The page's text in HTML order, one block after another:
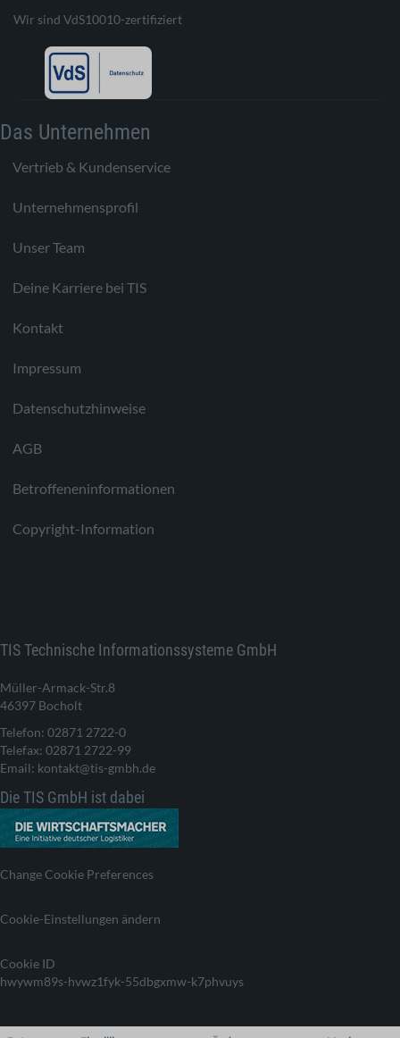
Wir sind VdS10010-zertifiziert
Das Unternehmen
Vertrieb & Kundenservice
Unternehmensprofil
Unser Team
Deine Karriere bei TIS
Kontakt
Impressum
Datenschutzhinweise
AGB
Betroffeneninformationen
Copyright-Information
TIS Technische Informationssysteme GmbH
Müller-Armack-Str.8
46397 Bocholt
Telefon: 02871 2722-0
Telefax: 02871 2722-99
Email: kontakt@tis-gmbh.de
Die TIS GmbH ist dabei
Change Cookie Preferences
Cookie-Einstellungen ändern
Cookie ID
hwywm89s-hvwz1fyk-55dbgxmw-k7phvuys